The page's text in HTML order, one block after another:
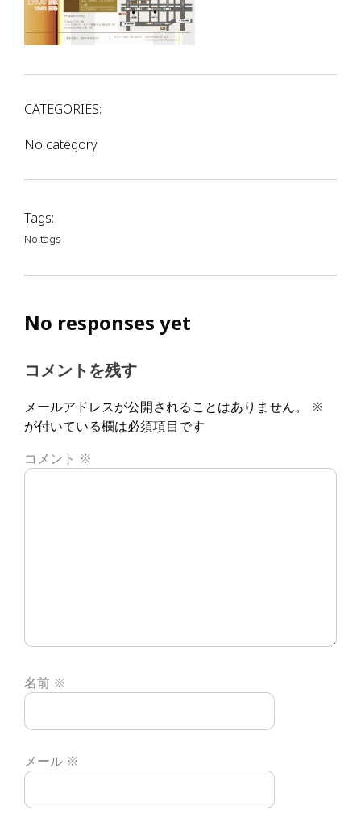
CATEGORIES:
No category
Tags:
No tags
No responses yet
コメントを残す
メールアドレスが公開されることはありません。
※
が付いている欄は必須項目です
コメント ※
名前 ※
メール ※